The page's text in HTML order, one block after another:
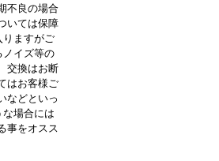
不良の場合
いては保障
ますがご
イズ等の
交換はお断
はお客様ご
などといっ
場合には
事をオスス